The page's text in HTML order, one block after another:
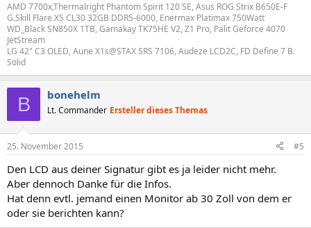
AMD 7700x,Thermalright Phantom Spirit 120 SE, Asus ROG Strix B650E-F
G.Skill Flare X5 CL30 32GB DDR5-6000, Enermax Platimax 750Watt
WD_Black SN850X 1TB, Gamakay TK75HE V2, Z1 Pro, Palit Geforce 4070
JetStream
LG 42" C3 OLED, Aune X1s@STAX SRS 7106, Audeze LCD2C, FD Define 7 B.
Solid
B bonehelm
Lt. Commander Ersteller dieses Themas
25. November 2015 #5
Den LCD aus deiner Signatur gibt es ja leider nicht mehr.
Aber dennoch Danke für die Infos.
Hat denn evtl. jemand einen Monitor ab 30 Zoll von dem er
oder sie berichten kann?